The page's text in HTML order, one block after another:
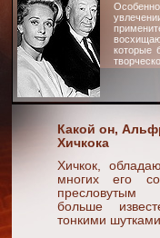
которые
Какой он,
Хичкока
Хичкок,
многих его
больше
тонкими